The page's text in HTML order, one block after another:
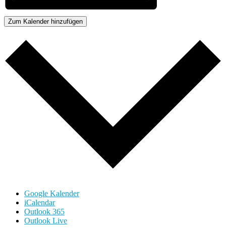
Zum Kalender hinzufügen
Google Kalender
iCalendar
Outlook 365
Outlook Live